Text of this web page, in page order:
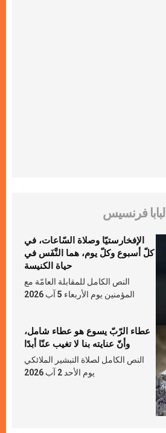
البابا فرنسيس
الإفخارستيّا وصلاة السّاعات، في
كلّ أسبوع وكلّ يوم، هما النَّفَس في
حياة الكنيسة
النص الكامل للمقابلة العامّة مع
المؤمنين يوم الأربعاء 5 آب 2026
عطاء الرّبّ يسوع هو عطاء شامل،
وأنّ عنايته بنا لا تغيب عنّا أبدًا
النص الكامل لصلاة التبشير الملائكي
يوم الأحد 2 آب 2026